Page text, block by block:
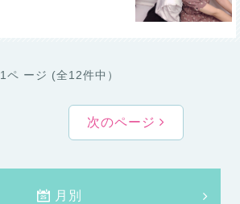
1ペ ージ (全12件中）
次のページ
月別